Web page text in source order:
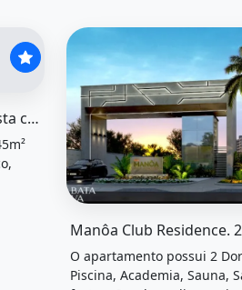
bela vista com
Casa no Residencial Bela Vista com Condominio e Energia Inclusa |...
O apartamento possui 2
Piscina, Academia, Sauna,